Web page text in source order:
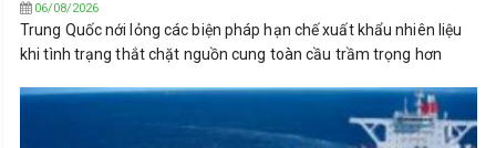
06/08/2026
Trung Quốc nới lỏng các biện pháp hạn chế xuất khẩu nhiên liệu
khi tình trạng thắt chặt nguồn cung toàn cầu trầm trọng hơn